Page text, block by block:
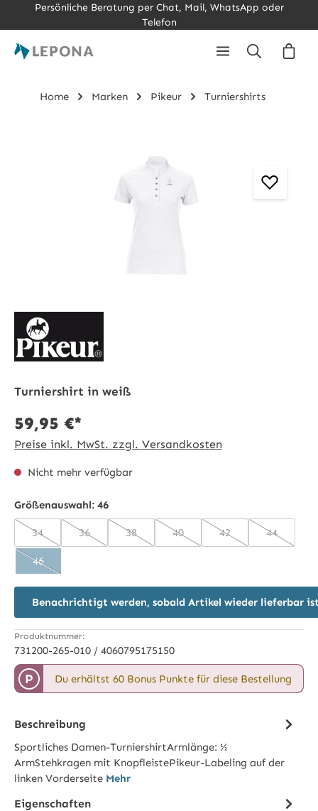
Zum Hauptinhalt springen
Persönliche Beratung per Chat, Mail, WhatsApp oder
Telefon
Home Marken Pikeur Turniershirts
Turniershirt in weiß
59,95 €*
Preise inkl. MwSt. zzgl. Versandkosten
Nicht mehr verfügbar
Größenauswahl: 46
34
(Diese Option ist zurzeit nicht verfügbar.)
36
(Diese Option ist zurzeit nicht verfügbar.)
38
(Diese Option ist zurzeit nicht verfügbar.)
40
(Diese Option ist zurzeit nicht
42
(Diese Option ist
44
(Diese
46
(Diese Option ist zurzeit nicht verfügbar.)
Benachrichtigt werden, sobald Artikel wieder lieferbar
Produktnummer:
731200-265-010 / 4060795175150
P Du erhältst 60 Bonus Punkte für diese Bestellung
Beschreibung
Sportliches Damen-TurniershirtArmlänge: ½
ArmStehkragen mit KnopfleistePikeur-Labeling auf der
linken Vorderseite Mehr
Eigenschaften